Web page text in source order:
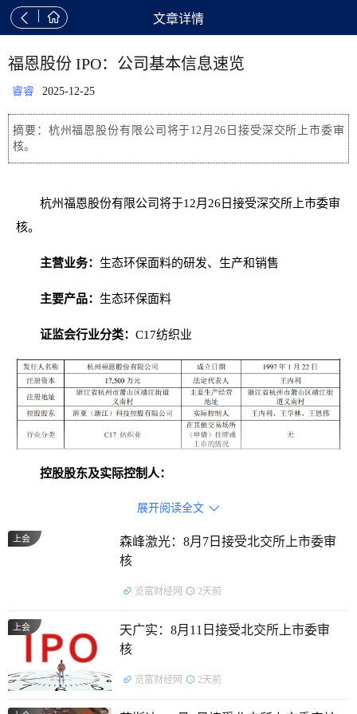
  文章详情
福恩股份 IPO：公司基本信息速览
睿睿 2025-12-25
摘要：杭州福恩股份有限公司将于12月26日接受深交所上市委审
核。
杭州福恩股份有限公司将于12月26日接受深交所上市委审
核。
主营业务： 生态环保面料的研发、生产和销售
主要产品： 生态环保面料
证监会行业分类： C17纺织业
控股股东及实际控制人：
截至招股说明书签署日，湃亚控股持有公司 6,400 万股股
份，持股比例为 36.57%，为公司控股股东。
公司的实际控制人为王内利、王学林和王恩伟，王学林、
王内利系夫妻关系，王恩伟、王内利系父女关系；王内利、王
学林和王恩伟直接持 有公司 42.40%股份，通过湃亚控股、杭
州纷纬和杭州福蕴合计控制公司 41.48%股份。 王内利、王学
林、王恩伟通过直接及间接持股方式合计控制发行人83.89%
股份。
展开阅读全文 
上会
森峰激光：8月7日接受北交所上市委审
核
览富财经网 2天前
上会
天广实：8月11日接受北交所上市委审
核
览富财经网 2天前